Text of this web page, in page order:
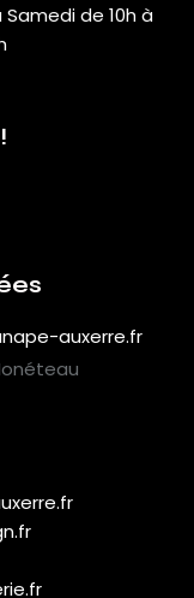
Samedi de 10h à
auxerre.fr